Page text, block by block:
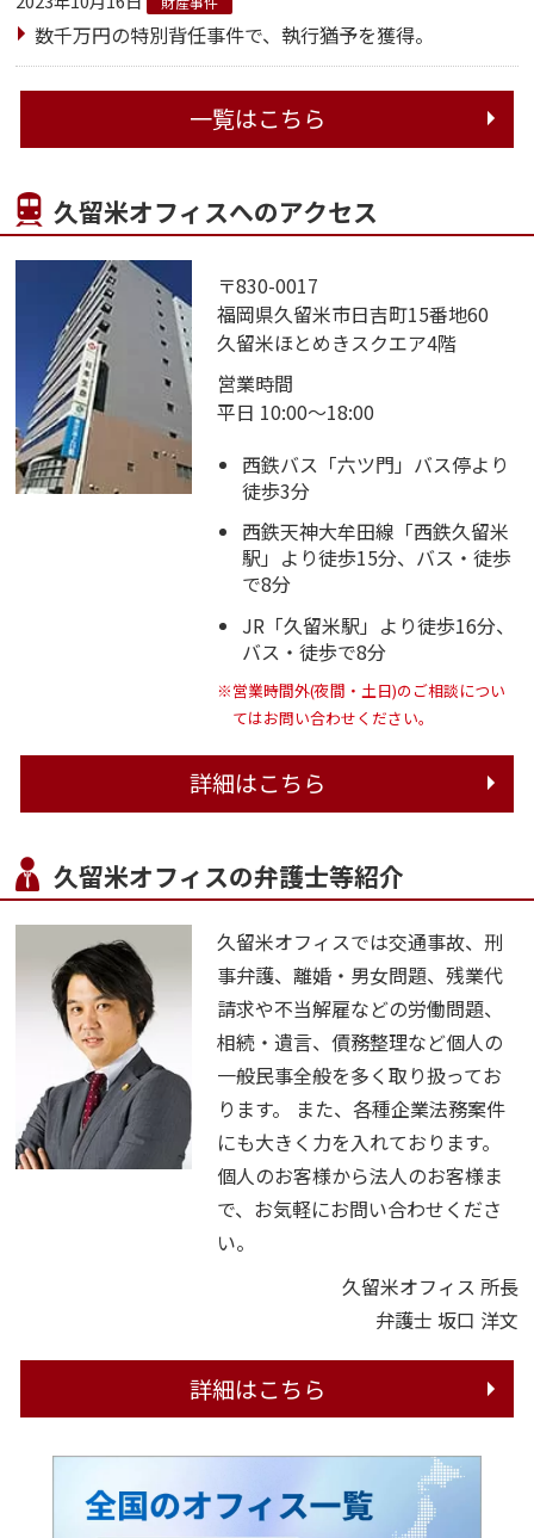
数千万円の特別背任事件で、執行猶予を獲得。
一覧はこちら
久留米オフィスへのアクセス
〒830-0017
福岡県久留米市日吉町15番地60
久留米ほとめきスクエア4階
営業時間
平日 10:00～18:00
西鉄バス「六ツ門」バス停より
徒歩3分
西鉄天神大牟田線「西鉄久留米
駅」より徒歩15分、バス・徒歩
で8分
JR「久留米駅」より徒歩16分、
バス・徒歩で8分
※営業時間外(夜間・土日)のご相談につい
てはお問い合わせください。
詳細はこちら
久留米オフィスの弁護士等紹介
久留米オフィスでは交通事故、刑
事弁護、離婚・男女問題、残業代
請求や不当解雇などの労働問題、
相続・遺言、債務整理など個人の
一般民事全般を多く取り扱ってお
ります。 また、各種企業法務案件
にも大きく力を入れております。
個人のお客様から法人のお客様ま
で、お気軽にお問い合わせくださ
い。
久留米オフィス 所長
弁護士 坂口 洋文
詳細はこちら